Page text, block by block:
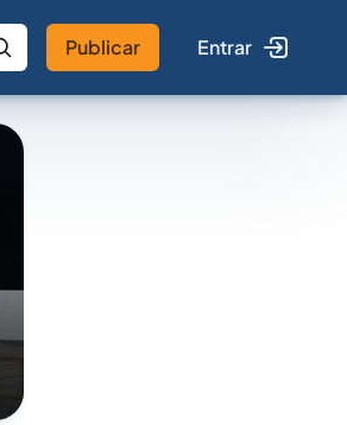
Publicar Entrar